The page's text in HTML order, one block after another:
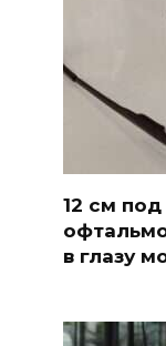
12 см
в глазу